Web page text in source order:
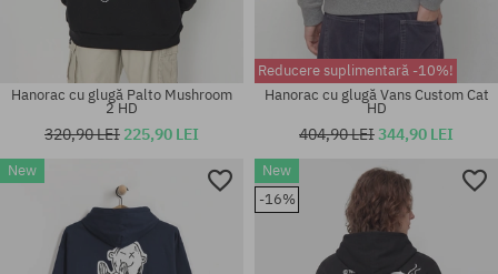
Mărimi existente:
Mărimi existente:
M; L; XL; XXL
Hanorac cu glugă Palto Mushroom
2 HD
320,90 LEI 225,90 LEI
Reducere suplimentară -10%!
Hanorac cu glugă Vans Custom Cat
HD
404,90 LEI344,90 LEI
New
New
-16%